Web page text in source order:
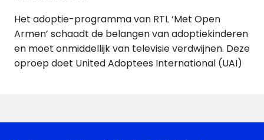
Het adoptie-programma van RTL ‘Met Open
Armen’ schaadt de belangen van adoptiekinderen
en moet onmiddellijk van televisie verdwijnen. Deze
oproep doet United Adoptees International (UAI)